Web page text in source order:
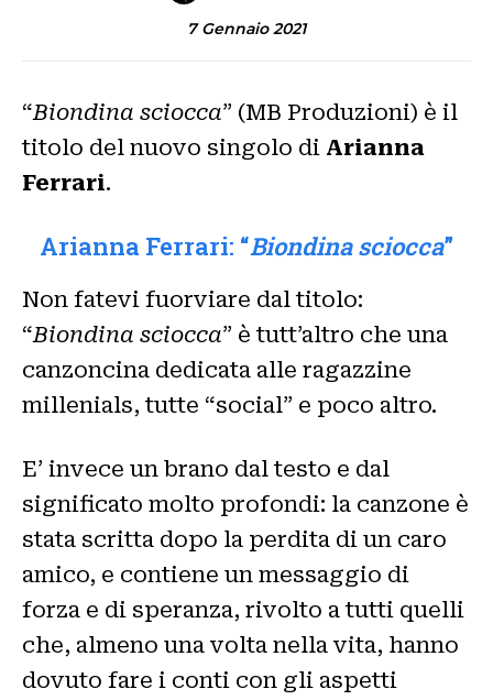
7 Gennaio 2021
“Biondina sciocca” (MB Produzioni) è il
titolo del nuovo singolo di Arianna
Ferrari.
Arianna Ferrari: “Biondina sciocca”
Non fatevi fuorviare dal titolo:
“Biondina sciocca” è tutt’altro che una
canzoncina dedicata alle ragazzine
millenials, tutte “social” e poco altro.
E’ invece un brano dal testo e dal
significato molto profondi: la canzone è
stata scritta dopo la perdita di un caro
amico, e contiene un messaggio di
forza e di speranza, rivolto a tutti quelli
che, almeno una volta nella vita, hanno
dovuto fare i conti con gli aspetti